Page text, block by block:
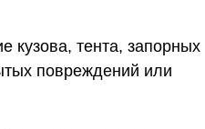
кузова, тента, запорных
повреждений или